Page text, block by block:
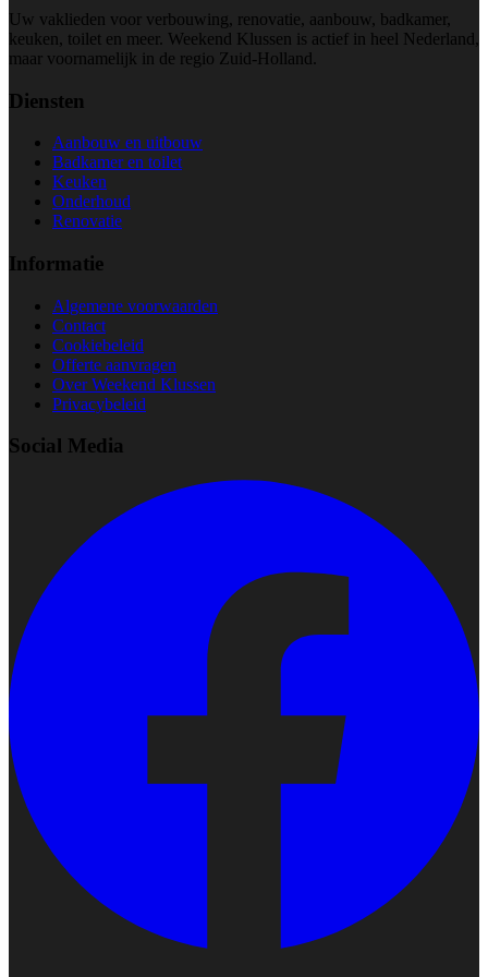
Uw vaklieden voor verbouwing, renovatie, aanbouw, badkamer,
keuken, toilet en meer. Weekend Klussen is actief in heel Nederland,
maar voornamelijk in de regio Zuid-Holland.
Diensten
Aanbouw en uitbouw
Badkamer en toilet
Keuken
Onderhoud
Renovatie
Informatie
Algemene voorwaarden
Contact
Cookiebeleid
Offerte aanvragen
Over Weekend Klussen
Privacybeleid
Social Media